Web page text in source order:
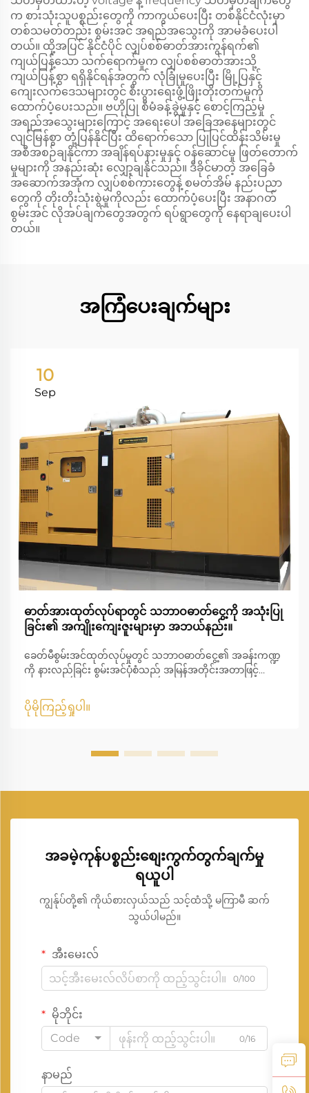
က စားသုံးသူပစ္စည်းတွေကို ကာကွယ်ပေးပြီး တစ်နိုင်ငံလုံးမှာ
တစ်သမတ်တည်း စွမ်းအင် အရည်အသွေးကို အာမခံပေးပါ
တယ်။ ထို့အပြင် နိုင်ငံပိုင် လျှပ်စစ်ဓာတ်အားကွန်ရက်၏
ကျယ်ပြန့်သော သက်ရောက်မှုက လျှပ်စစ်ဓာတ်အားသို့
ကျယ်ပြန့်စွာ ရရှိနိုင်ရန်အတွက် လုံခြုံမှုပေးပြီး မြို့ပြနှင့်
ကျေးလက်ဒေသများတွင် စီးပွားရေးဖွံ့ဖြိုးတိုးတက်မှုကို
ထောက်ပံ့ပေးသည်။ ဗဟိုပြု စီမံခန့်ခွဲမှုနှင့် စောင့်ကြည့်မှု
အရည်အသွေးများကြောင့် အရေးပေါ် အခြေအနေများတွင်
လျင်မြန်စွာ တုံ့ပြန်နိုင်ပြီး ထိရောက်သော ပြုပြင်ထိန်းသိမ်းမှု
အစီအစဉ်ချနိုင်ကာ အချိန်ရပ်နားမှုနှင့် ဝန်ဆောင်မှု ဖြတ်တောက်
မှုများကို အနည်းဆုံး လျှော့ချနိုင်သည်။ ဒီခိုင်မာတဲ့ အခြေခံ
အဆောက်အအုံက လျှပ်စစ်ကားတွေနဲ့ စမတ်အိမ် နည်းပညာ
တွေကို တိုးတိုးသုံးစွဲမှုကိုလည်း ထောက်ပံ့ပေးပြီး အနာဂတ်
စွမ်းအင် လိုအပ်ချက်တွေအတွက် ရပ်ရွာတွေကို နေရာချပေးပါ
တယ်။
အကြံပေးချက်များ
10
Sep
ဓာတ်အားထုတ်လုပ်ရာတွင် သဘာဝဓာတ်ငွေ့ကို အသုံးပြု
ခြင်း၏ အကျိုးကျေးဇူးများမှာ အဘယ်နည်း။
ခေတ်မီစွမ်းအင်ထုတ်လုပ်မှုတွင် သဘာဝဓာတ်ငွေ့၏ အခန်းကဏ္ဍ
ကို နားလည်ခြင်း စွမ်းအင်ပုံစံသည် အမြန်အတိုင်းအတာဖြင့်
ခေတ်မီ ဓာတ်အားထုတ်လုပ်မှု၏ အဓိကအခြေခံအဖြစ် ပေါ်ထွန်း
လာခဲ့သည်။ နိုင်ငံများအနေဖြင့် ပိုမိုသန့်ရှင်းပြီး ထိရောက်သော
ပိုမိုကြည့်ရှုပါ။
အခမဲ့ကုန်ပစ္စည်းစျေးကွက်တွက်ချက်မှု
ရယူပါ
ကျွန်ုပ်တို့၏ ကိုယ်စားလှယ်သည် သင့်ထံသို့ မကြာမီ ဆက်
သွယ်ပါမည်။
အီးမေးလ်
0/100
မိုဘိုင်း
Code
0/16
နာမည်